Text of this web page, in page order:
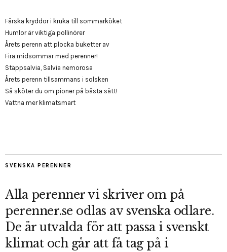
Färska kryddor i kruka till sommarköket
Humlor är viktiga pollinörer
Årets perenn att plocka buketter av
Fira midsommar med perenner!
Stäppsalvia, Salvia nemorosa
Årets perenn tillsammans i solsken
Så sköter du om pioner på bästa sätt!
Vattna mer klimatsmart
SVENSKA PERENNER
Alla perenner vi skriver om på
perenner.se odlas av svenska odlare.
De är utvalda för att passa i svenskt
klimat och går att få tag på i